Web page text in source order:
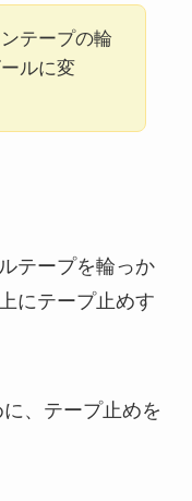
テープの輪
ルに変
テープを輪っか
にテープ止めす
、テープ止めを